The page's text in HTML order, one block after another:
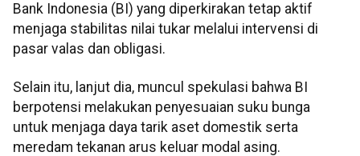
Bank Indonesia (BI) yang diperkirakan tetap aktif
menjaga stabilitas nilai tukar melalui intervensi di
pasar valas dan obligasi.
Selain itu, lanjut dia, muncul spekulasi bahwa BI
berpotensi melakukan penyesuaian suku bunga
untuk menjaga daya tarik aset domestik serta
meredam tekanan arus keluar modal asing.